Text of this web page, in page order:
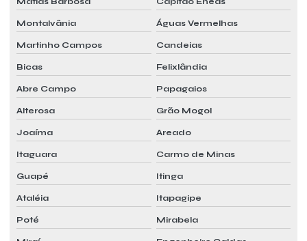
Montalvânia Águas Vermelhas
Martinho Campos Candeias
Bicas Felixlândia
Abre Campo Papagaios
Alterosa Grão Mogol
Joaíma Areado
Itaguara Carmo de Minas
Guapé Itinga
Ataléia Itapagipe
Poté Mirabela